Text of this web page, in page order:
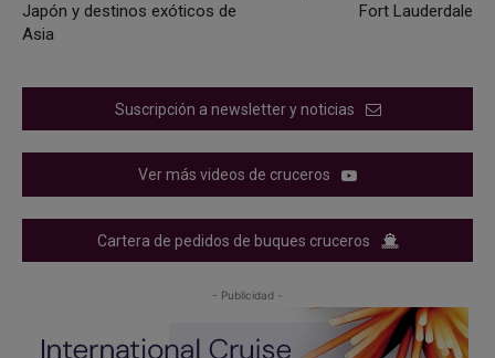
Japón y destinos exóticos de
Asia
Fort Lauderdale
Suscripción a newsletter y noticias
Ver más videos de cruceros
Cartera de pedidos de buques cruceros
- Publicidad -